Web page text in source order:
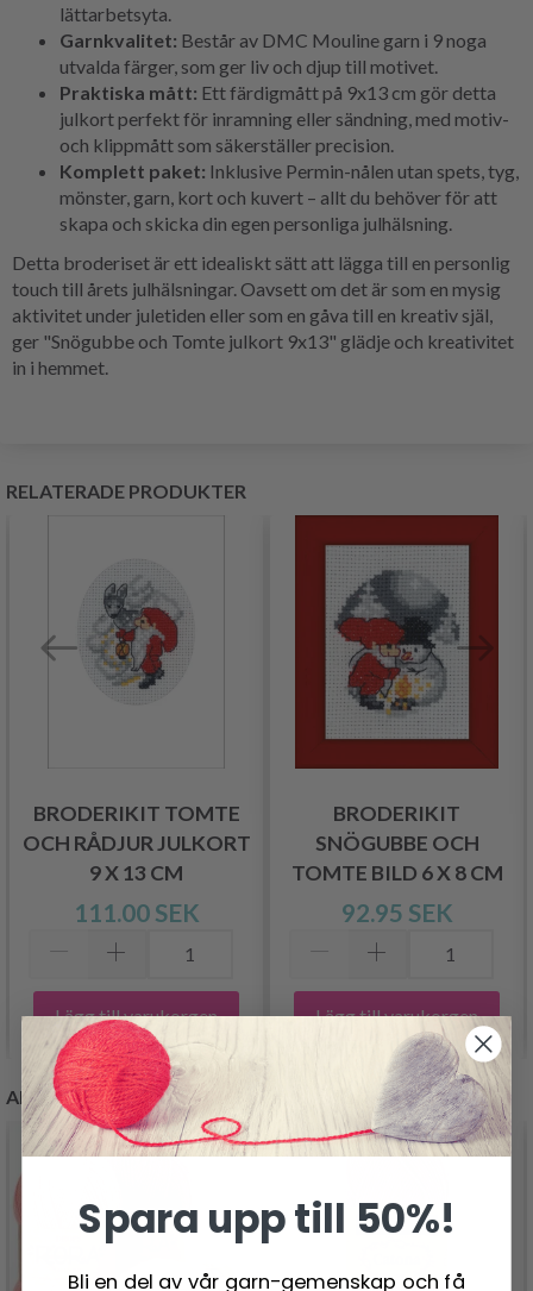
lättarbetsyta.
Garnkvalitet: Består av DMC Mouline garn i 9 noga
utvalda färger, som ger liv och djup till motivet.
Praktiska mått: Ett färdigmått på 9x13 cm gör detta
julkort perfekt för inramning eller sändning, med motiv-
och klippmått som säkerställer precision.
Komplett paket: Inklusive Permin-nålen utan spets, tyg,
mönster, garn, kort och kuvert – allt du behöver för att
skapa och skicka din egen personliga julhälsning.
Detta broderiset är ett idealiskt sätt att lägga till en personlig
touch till årets julhälsningar. Oavsett om det är som en mysig
aktivitet under juletiden eller som en gåva till en kreativ själ,
ger "Snögubbe och Tomte julkort 9x13" glädje och kreativitet
in i hemmet.
RELATERADE PRODUKTER
BRODERIKIT TOMTE
OCH RÅDJUR JULKORT
9 X 13 CM
111.00 SEK
Lägg till varukorgen
BRODERIKIT
SNÖGUBBE OCH
TOMTE BILD 6 X 8 CM
92.95 SEK
Lägg till varukorgen
ANDRA KUNDER KÖPTE
- 19%
Spara upp till 50%!
Bli en del av vår garn-gemenskap och få